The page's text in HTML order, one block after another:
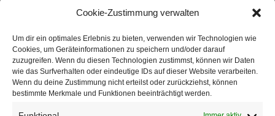
Cookie-Zustimmung verwalten
Um dir ein optimales Erlebnis zu bieten, verwenden wir Technologien wie
Cookies, um Geräteinformationen zu speichern und/oder darauf
zuzugreifen. Wenn du diesen Technologien zustimmst, können wir Daten
wie das Surfverhalten oder eindeutige IDs auf dieser Website verarbeiten.
Wenn du deine Zustimmung nicht erteilst oder zurückziehst, können
bestimmte Merkmale und Funktionen beeinträchtigt werden.
Veranstaltungen
Höffner Run